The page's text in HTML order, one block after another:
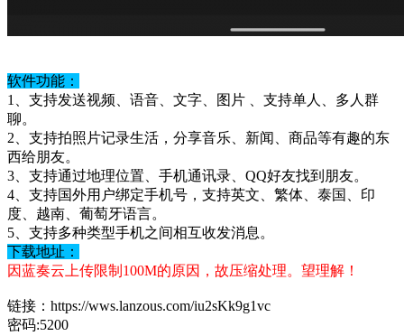
软件功能：
1、支持发送视频、语音、文字、图片 、支持单人、多人群
聊。
2、支持拍照片记录生活，分享音乐、新闻、商品等有趣的东
西给朋友。
3、支持通过地理位置、手机通讯录、QQ好友找到朋友。
4、支持国外用户绑定手机号，支持英文、繁体、泰国、印
度、越南、葡萄牙语言。
5、支持多种类型手机之间相互收发消息。
下载地址：
因蓝奏云上传限制100M的原因，故压缩处理。望理解！
链接：https://wws.lanzous.com/iu2sKk9g1vc
密码:5200